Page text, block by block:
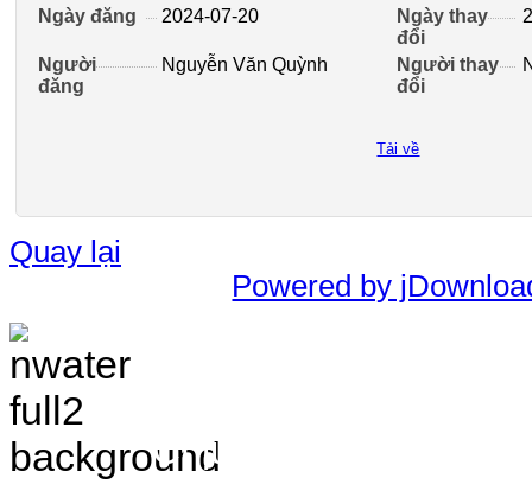
Ngày đăng
2024-07-20
Ngày thay
đổi
Người
đăng
Nguyễn Văn Quỳnh
Người thay
đổi
Tải về
Quay lại
Powered by
Chịu trách nhiệm nội